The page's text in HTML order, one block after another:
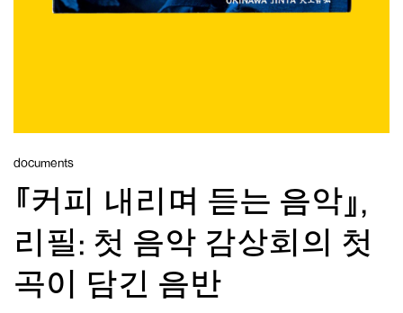
documents
『커피 내리며 듣는 음악』,
리필: 첫 음악 감상회의 첫
곡이 담긴 음반